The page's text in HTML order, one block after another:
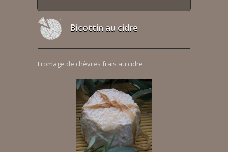
Bicottin au cidre
Fromage de chèvres frais au cidre.